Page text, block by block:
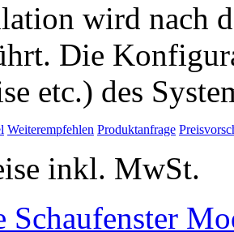
wird nach
Die
etc.) des
Weiterempfehlen Produktanfrage
inkl. MwSt.